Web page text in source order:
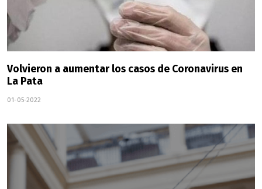
Volvieron a aumentar los casos de Coronavirus en
La Pata
01-05-2022